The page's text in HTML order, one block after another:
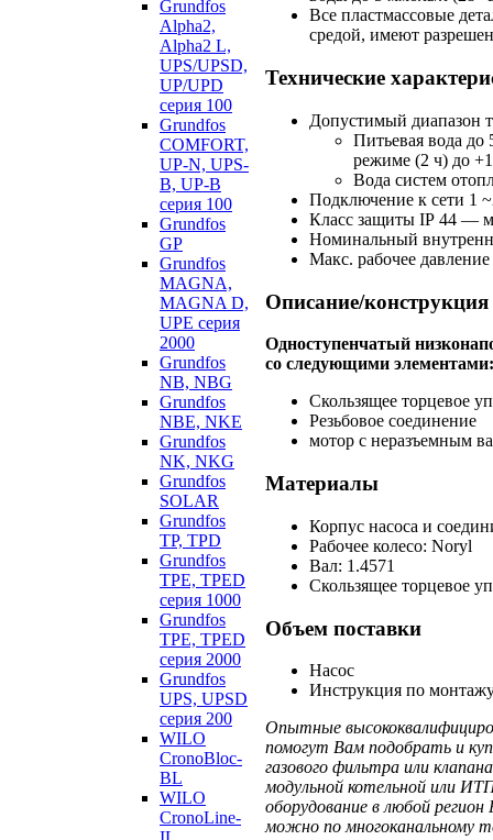
Grundfos
Alpha2,
Alpha2 L,
UPS/UPSD,
UP/UPD
серия 100
Grundfos
COMFORT,
UP-N, UPS-
B, UP-B
серия 100
Grundfos
GP
Grundfos
MAGNA,
MAGNA D,
UPE серия
2000
Grundfos
NB, NBG
Grundfos
NBE, NKE
Grundfos
NK, NKG
Grundfos
SOLAR
Grundfos
TP, TPD
Grundfos
TPE, TPED
серия 1000
Grundfos
TPE, TPED
серия 2000
Grundfos
UPS, UPSD
серия 200
WILO
CronoBloc-
BL
WILO
CronoLine-
Все пластмассовые
средой, имеют
Технические
Допустимый диапазон
Питьевая вода до
режиме (2 ч) до
Вода систем
Подключение к сети 1
Класс защиты IP 44 —
Номинальный
Макс. рабочее давление
Описание/конструкция
Одноступенчатый
со следующими элементами:
Скользящее торцевое
Резьбовое соединение
мотор с неразъемным
Материалы
Корпус насоса и
Рабочее колесо: Noryl
Вал: 1.4571
Скользящее торцевое
Объем поставки
Насос
Инструкция по
Опытные
помогут Вам подобрать и
газового фильтра или
модульной котельной или
оборудование в любой
можно по многоканальному